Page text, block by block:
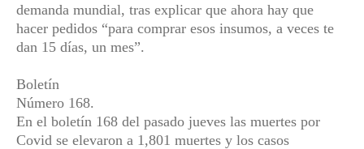
demanda mundial, tras explicar que ahora hay que
hacer pedidos “para comprar esos insumos, a veces te
dan 15 días, un mes”.
Boletín
Número 168.
En el boletín 168 del pasado jueves las muertes por
Covid se elevaron a 1,801 muertes y los casos